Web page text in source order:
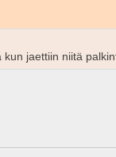
kun jaettiin niitä